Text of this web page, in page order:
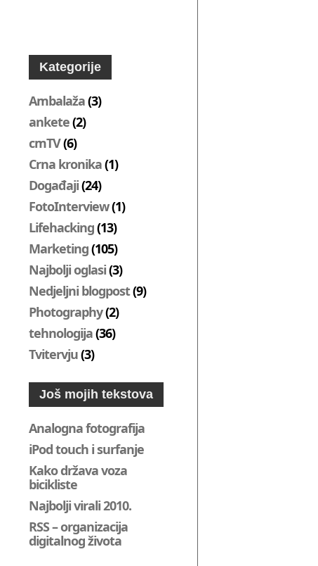
Kategorije
Ambalaža(3)
ankete(2)
cmTV(6)
Crna kronika(1)
Događaji(24)
FotoInterview(1)
Lifehacking(13)
Marketing(105)
Najbolji oglasi(3)
Nedjeljni blogpost(9)
Photography(2)
tehnologija(36)
Tvitervju(3)
Još mojih tekstova
Analogna fotografija
iPod touch i surfanje
Kako država voza
bicikliste
Najbolji virali 2010.
RSS – organizacija
digitalnog života